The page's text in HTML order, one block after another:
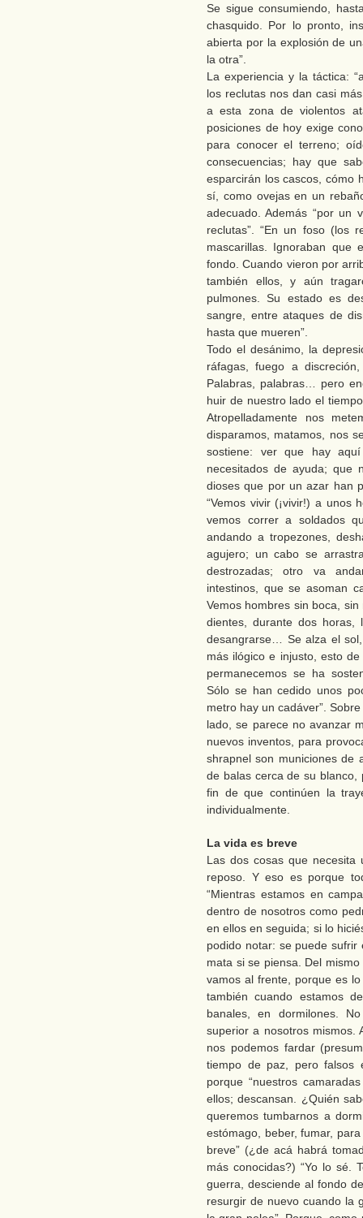
Se sigue consumiendo,
chasquido. Por lo pronto,
abierta por la explosión de
la otra”.
La experiencia y la táctica:
los reclutas nos dan casi
a esta zona de violentos
posiciones de hoy exige
para conocer el terreno;
consecuencias; hay que
esparcirán los cascos, cómo
sí, como ovejas en un
adecuado. Además “por un
reclutas”. “En un foso (los
mascarillas. Ignoraban
fondo. Cuando vieron por
también ellos, y aún
pulmones. Su estado es
sangre, entre ataques de
hasta que mueren”.
Todo el desánimo, la
ráfagas, fuego a
Palabras, palabras… pero
huir de nuestro lado el
Atropelladamente nos
disparamos, matamos, nos
sostiene: ver que hay
necesitados de ayuda; que
dioses que por un azar han
“Vemos vivir (¡vivir!) a unos
vemos correr a soldados
andando a tropezones,
agujero; un cabo se
destrozadas; otro va
intestinos, que se asoman
Vemos hombres sin boca,
dientes, durante dos
desangrarse… Se alza el
más ilógico e injusto, esto
permanecemos se ha
Sólo se han cedido unos
metro hay un cadáver”.
lado, se parece no avanzar
nuevos inventos, para
shrapnel son municiones de
de balas cerca de su
fin de que continúen la
individualmente.
La vida es breve
Las dos cosas que
reposo. Y eso es porque
“Mientras estamos en
dentro de nosotros como
en ellos en seguida; si lo
podido notar: se puede
mata si se piensa. Del
vamos al frente, porque es
también cuando estamos
banales, en dormilones.
superior a nosotros mismos.
nos podemos fardar
tiempo de paz, pero falsos
porque “nuestros
ellos; descansan. ¿Quién
queremos tumbarnos a
estómago, beber, fumar,
breve” (¿de acá habrá
más conocidas?) “Yo lo sé.
guerra, desciende al fondo
resurgir de nuevo cuando la